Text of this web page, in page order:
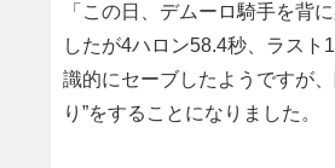
「この日、デムーロ騎手を背
したが4ハロン58.4秒、ラス
識的にセーブしたようですが
り”をすることになりました。